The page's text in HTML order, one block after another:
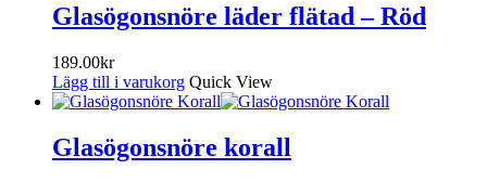
Glasögonsnöre läder flätad – Röd
189.00kr
Lägg till i varukorg Quick View
Glasögonsnöre korall